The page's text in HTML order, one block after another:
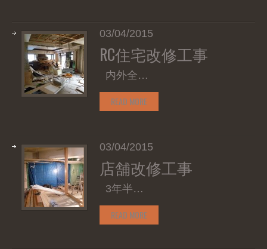
03/04/2015
RC住宅改修工事
内外全…
READ MORE
03/04/2015
店舗改修工事
3年半…
READ MORE